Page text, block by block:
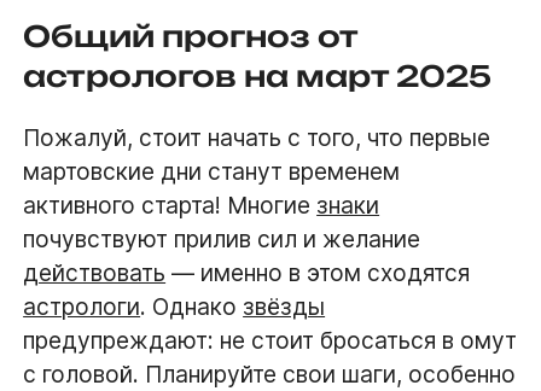
Общий прогноз от
астрологов на март 2025
Пожалуй, стоит начать с того, что первые
мартовские дни станут временем
активного старта! Многие знаки
почувствуют прилив сил и желание
действовать — именно в этом сходятся
астрологи. Однако звёзды
предупреждают: не стоит бросаться в омут
с головой. Планируйте свои шаги, особенно